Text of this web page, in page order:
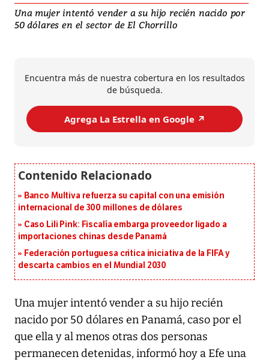
Una mujer intentó vender a su hijo recién nacido por
50 dólares en el sector de El Chorrillo
Encuentra más de nuestra cobertura en los resultados
de búsqueda.
Agrega La Estrella en Google ↗️
Banco Multiva refuerza su capital con una emisión
internacional de 300 millones de dólares
Caso Lili Pink: Fiscalía embarga proveedor ligado a
importaciones chinas desde Panamá
Federación portuguesa critica iniciativa de la FIFA y
descarta cambios en el Mundial 2030
Una mujer intentó vender a su hijo recién
nacido por 50 dólares en Panamá, caso por el
que ella y al menos otras dos personas
permanecen detenidas, informó hoy a Efe una